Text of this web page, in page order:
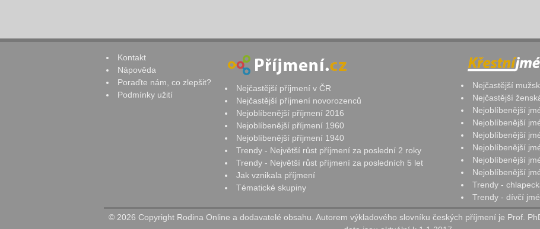
Kontakt
Nápověda
Poraďte nám, co zlepšit?
Podmínky užití
Nejčastější příjmení v ČR
Nejčastější příjmení novorozenců
Nejoblíbenější příjmení 2016
Nejoblíbenější příjmení 1960
Nejoblíbenější příjmení 1940
Trendy - Největší růst příjmení za poslední 2 roky
Trendy - Největší růst příjmení za posledních 5 let
Jak vznikala příjmení
Tématické skupiny
Nejčastější
Nejčastější
Nejoblíbenější
Nejoblíbenější
Nejoblíbenější
Nejoblíbenější
Nejoblíbenější
Nejoblíbenější
Trendy -
Trendy - dívčí
© 2026 Copyright Rodina Online a dodavatelé obsahu. Autorem výkladového slovníku českých příjmení je Prof.